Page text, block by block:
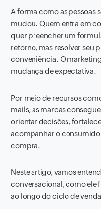
A forma como as pessoas
mudou. Quem entra em
quer preencher um
retorno, mas resolver seu
conveniência. O
mudança de expectativa.
Por meio de recursos
mails, as marcas
orientar decisões,
acompanhar o
compra.
Neste artigo, vamos
conversacional, como ele
ao longo do ciclo de